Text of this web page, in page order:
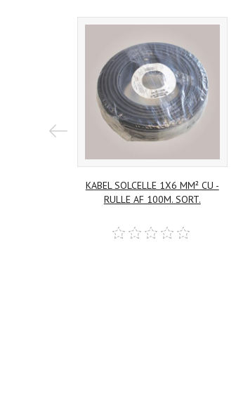
KABEL SOLCELLE 1X6 MM² CU -
RULLE AF 100M. SORT.
Log ind her